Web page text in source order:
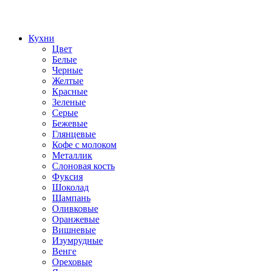
Кухни
Цвет
Белые
Черные
Желтые
Красные
Зеленые
Серые
Бежевые
Глянцевые
Кофе с молоком
Металлик
Слоновая кость
Фуксия
Шоколад
Шампань
Оливковые
Оранжевые
Вишневые
Изумрудные
Венге
Ореховые